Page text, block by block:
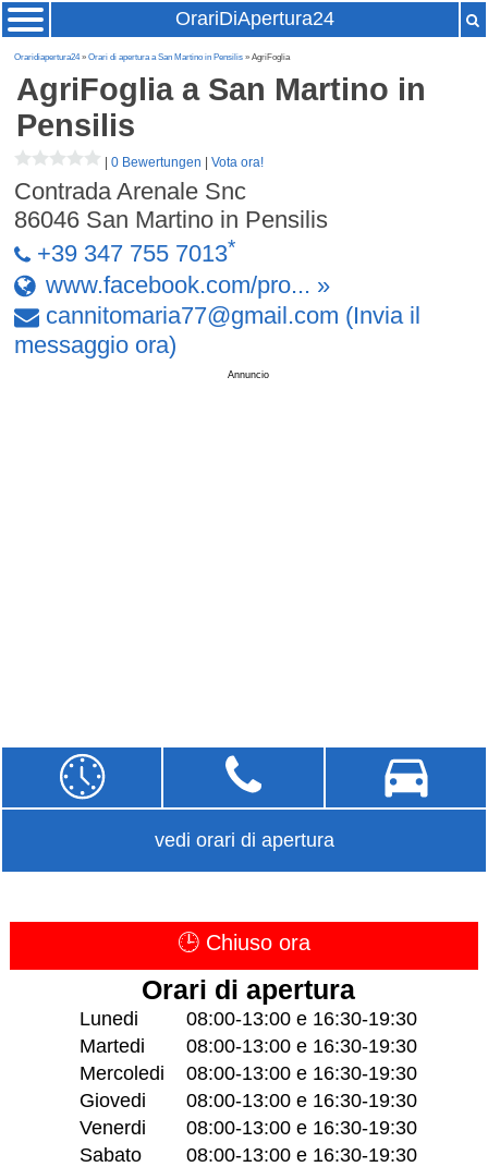
OrariDiApertura24
Oraridiapertura24»Orari di apertura a San Martino in Pensilis » AgriFoglia
AgriFogliaa San Martino in
Pensilis
|0 Bewertungen |Vota ora!
Contrada Arenale Snc
86046 San Martino in Pensilis
+39 347 755 7013*
www.facebook.com/pro... »
cannitomaria77@gmail .com (Invia il
messaggio ora)
Annuncio
vedi orari di apertura
🕒 Chiuso ora
Orari di apertura
Lunedi
08:00-13:00 e 16:30-19:30
Martedi
08:00-13:00 e 16:30-19:30
Mercoledi
08:00-13:00 e 16:30-19:30
Giovedi
08:00-13:00 e 16:30-19:30
Venerdi
08:00-13:00 e 16:30-19:30
Sabato
08:00-13:00 e 16:30-19:30